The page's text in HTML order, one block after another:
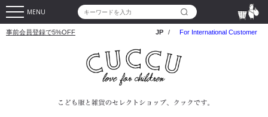
MENU
事前会員登録で5%OFF JP / For International Customer